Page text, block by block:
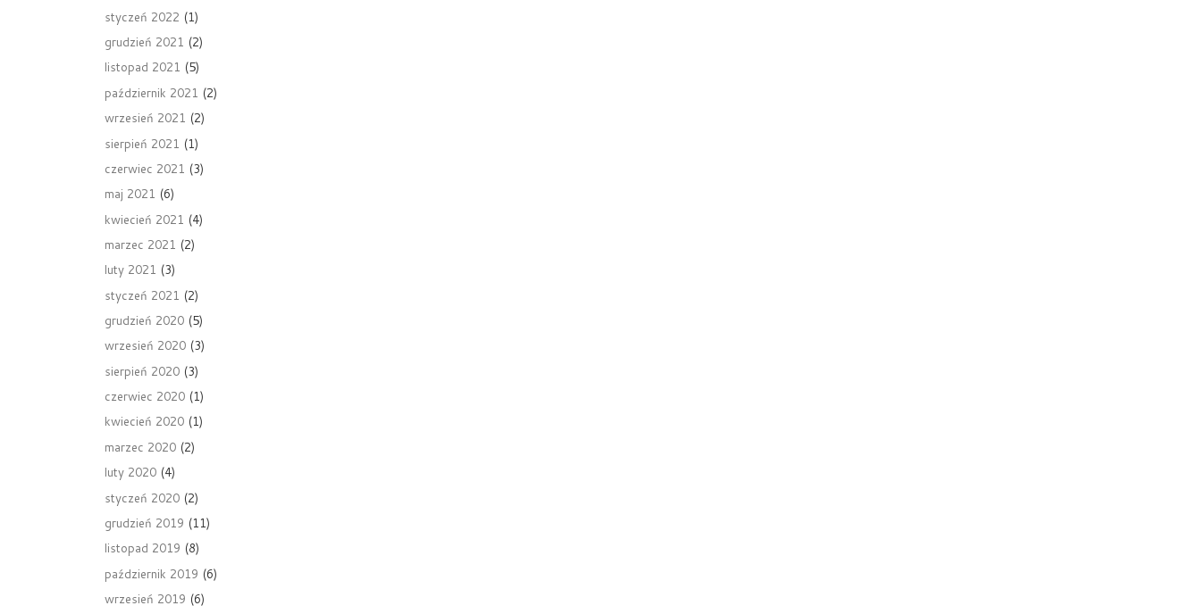
styczeń 2022 (1)
grudzień 2021 (2)
listopad 2021 (5)
październik 2021 (2)
wrzesień 2021 (2)
sierpień 2021 (1)
czerwiec 2021 (3)
maj 2021 (6)
kwiecień 2021 (4)
marzec 2021 (2)
luty 2021 (3)
styczeń 2021 (2)
grudzień 2020 (5)
wrzesień 2020 (3)
sierpień 2020 (3)
czerwiec 2020 (1)
kwiecień 2020 (1)
marzec 2020 (2)
luty 2020 (4)
styczeń 2020 (2)
grudzień 2019 (11)
listopad 2019 (8)
październik 2019 (6)
wrzesień 2019 (6)